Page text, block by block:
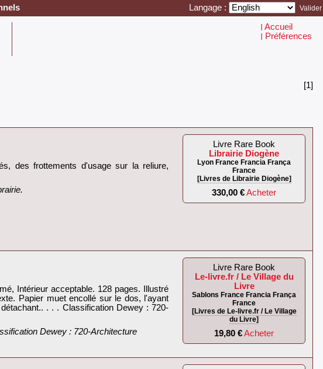
Langage :
Accueil
Préférences
[1]
des frottements d'usage sur la reliure,
Livre Rare Book
Librairie Diogène
Lyon France Francia França
France
[Livres de Librairie Diogène]
330,00 €Acheter
Intérieur acceptable. 128 pages. Illustré
Papier muet encollé sur le dos, l'ayant
. . . Classification Dewey : 720-
Dewey : 720-Architecture‎
Livre Rare Book
Le-livre.fr / Le Village du
Livre
Sablons France Francia França
France
[Livres de Le-livre.fr / Le Village
du Livre]
19,80 €Acheter